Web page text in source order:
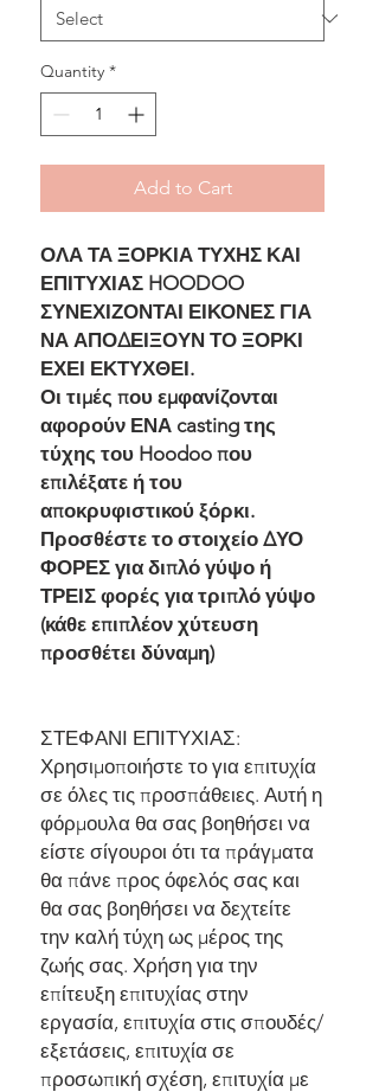
Quantity *
Add to Cart
ΟΛΑ ΤΑ ΞΟΡΚΙΑ ΤΥΧΗΣ ΚΑΙ
ΕΠΙΤΥΧΙΑΣ HOODOO
ΣΥΝΕΧΙΖΟΝΤΑΙ ΕΙΚΟΝΕΣ ΓΙΑ
ΝΑ ΑΠΟΔΕΙΞΟΥΝ ΤΟ ΞΟΡΚΙ
ΕΧΕΙ ΕΚΤΥΧΘΕΙ.
Οι τιμές που εμφανίζονται
αφορούν ΕΝΑ casting της
τύχης του Hoodoo που
επιλέξατε ή του
αποκρυφιστικού ξόρκι.
Προσθέστε το στοιχείο ΔΥΟ
ΦΟΡΕΣ για διπλό γύψο ή
ΤΡΕΙΣ φορές για τριπλό γύψο
(κάθε επιπλέον χύτευση
προσθέτει δύναμη)
ΣΤΕΦΑΝΙ ΕΠΙΤΥΧΙΑΣ:
Χρησιμοποιήστε το για επιτυχία
σε όλες τις προσπάθειες. Αυτή η
φόρμουλα θα σας βοηθήσει να
είστε σίγουροι ότι τα πράγματα
θα πάνε προς όφελός σας και
θα σας βοηθήσει να δεχτείτε
την καλή τύχη ως μέρος της
ζωής σας. Χρήση για την
επίτευξη επιτυχίας στην
εργασία, επιτυχία στις σπουδές/
εξετάσεις, επιτυχία σε
προσωπική σχέση, επιτυχία με